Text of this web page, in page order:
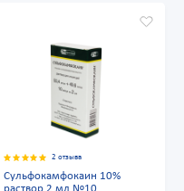
2 отзыва
Сульфокамфокаин 10%